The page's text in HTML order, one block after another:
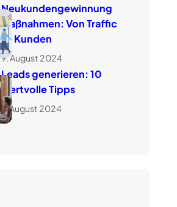
Neukundengewinnung
Maßnahmen: Von Traffic
zu Kunden
9. August 2024
Leads generieren: 10
wertvolle Tipps
7. August 2024